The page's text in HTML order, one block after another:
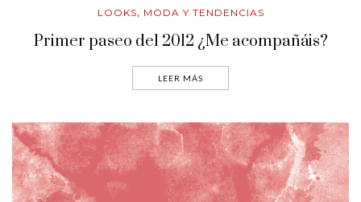
LOOKS, MODA Y TENDENCIAS
Primer paseo del 2012 ¿Me acompañáis?
LEER MÁS